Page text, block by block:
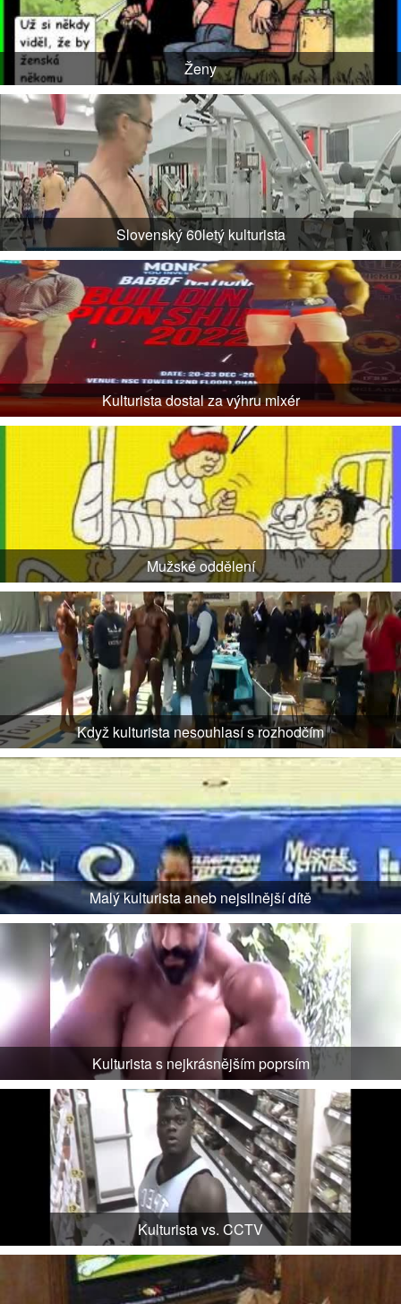
Ženy
Slovenský 60letý kulturista
Kulturista dostal za výhru mixér
Mužské oddělení
Když kulturista nesouhlasí s rozhodčím
Malý kulturista aneb nejsilnější dítě
Kulturista s nejkrásnějším poprsím
Kulturista vs. CCTV